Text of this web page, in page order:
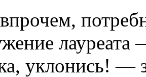
уклонись! —